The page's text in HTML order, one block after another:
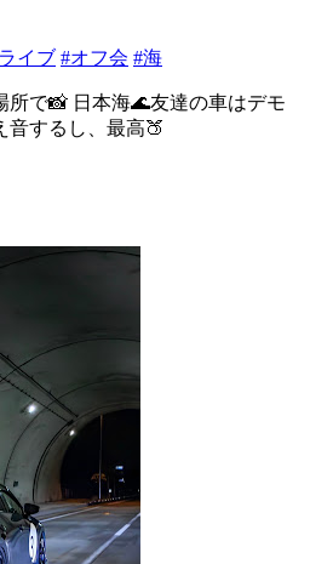
イブ #オフ会 #海
所で📸 日本海🌊友達の車はデモ
音するし、最高🍑